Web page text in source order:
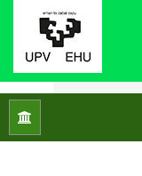
Inicio